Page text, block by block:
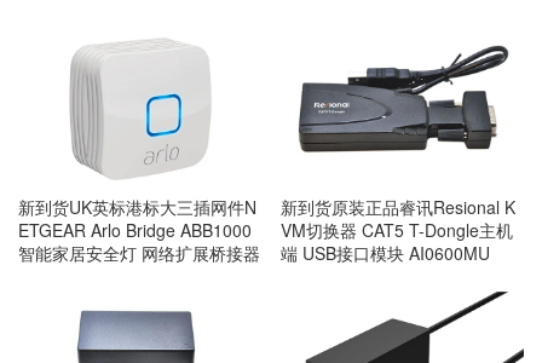
新到货UK英标港标大三插网件N
ETGEAR Arlo Bridge ABB1000
智能家居安全灯 网络扩展桥接器
新到货原装正品睿讯Resional K
VM切换器 CAT5 T-Dongle主机
端 USB接口模块 AI0600MU